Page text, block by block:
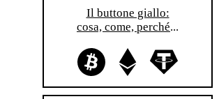
Il buttone giallo:
cosa, come, perché...